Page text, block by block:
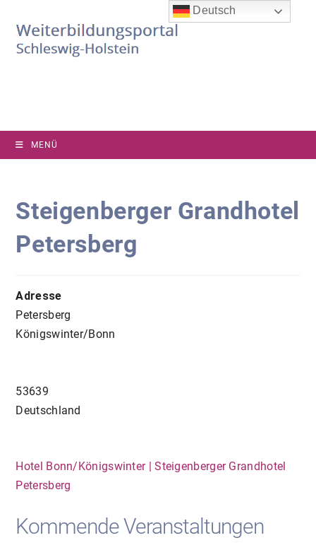
Inhalt
springen
MENÜ
Steigenberger Grandhotel
Petersberg
Adresse
Petersberg
Königswinter/Bonn
53639
Deutschland
Hotel Bonn/Königswinter | Steigenberger Grandhotel
Petersberg
Kommende Veranstaltungen
Deutsch